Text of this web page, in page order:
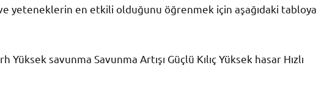
yeteneklerin en etkili olduğunu öğrenmek için aşağıdaki tabloya
savunma Savunma Artışı Güçlü Kılıç Yüksek hasar Hızlı